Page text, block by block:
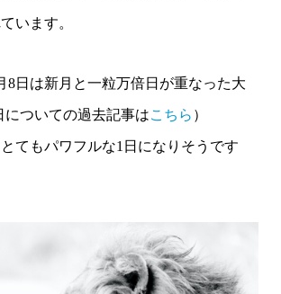
います。
8日は新月と一粒万倍日が重なった大
についての過去記事はこちら ）
てもパワフルな1日になりそうです